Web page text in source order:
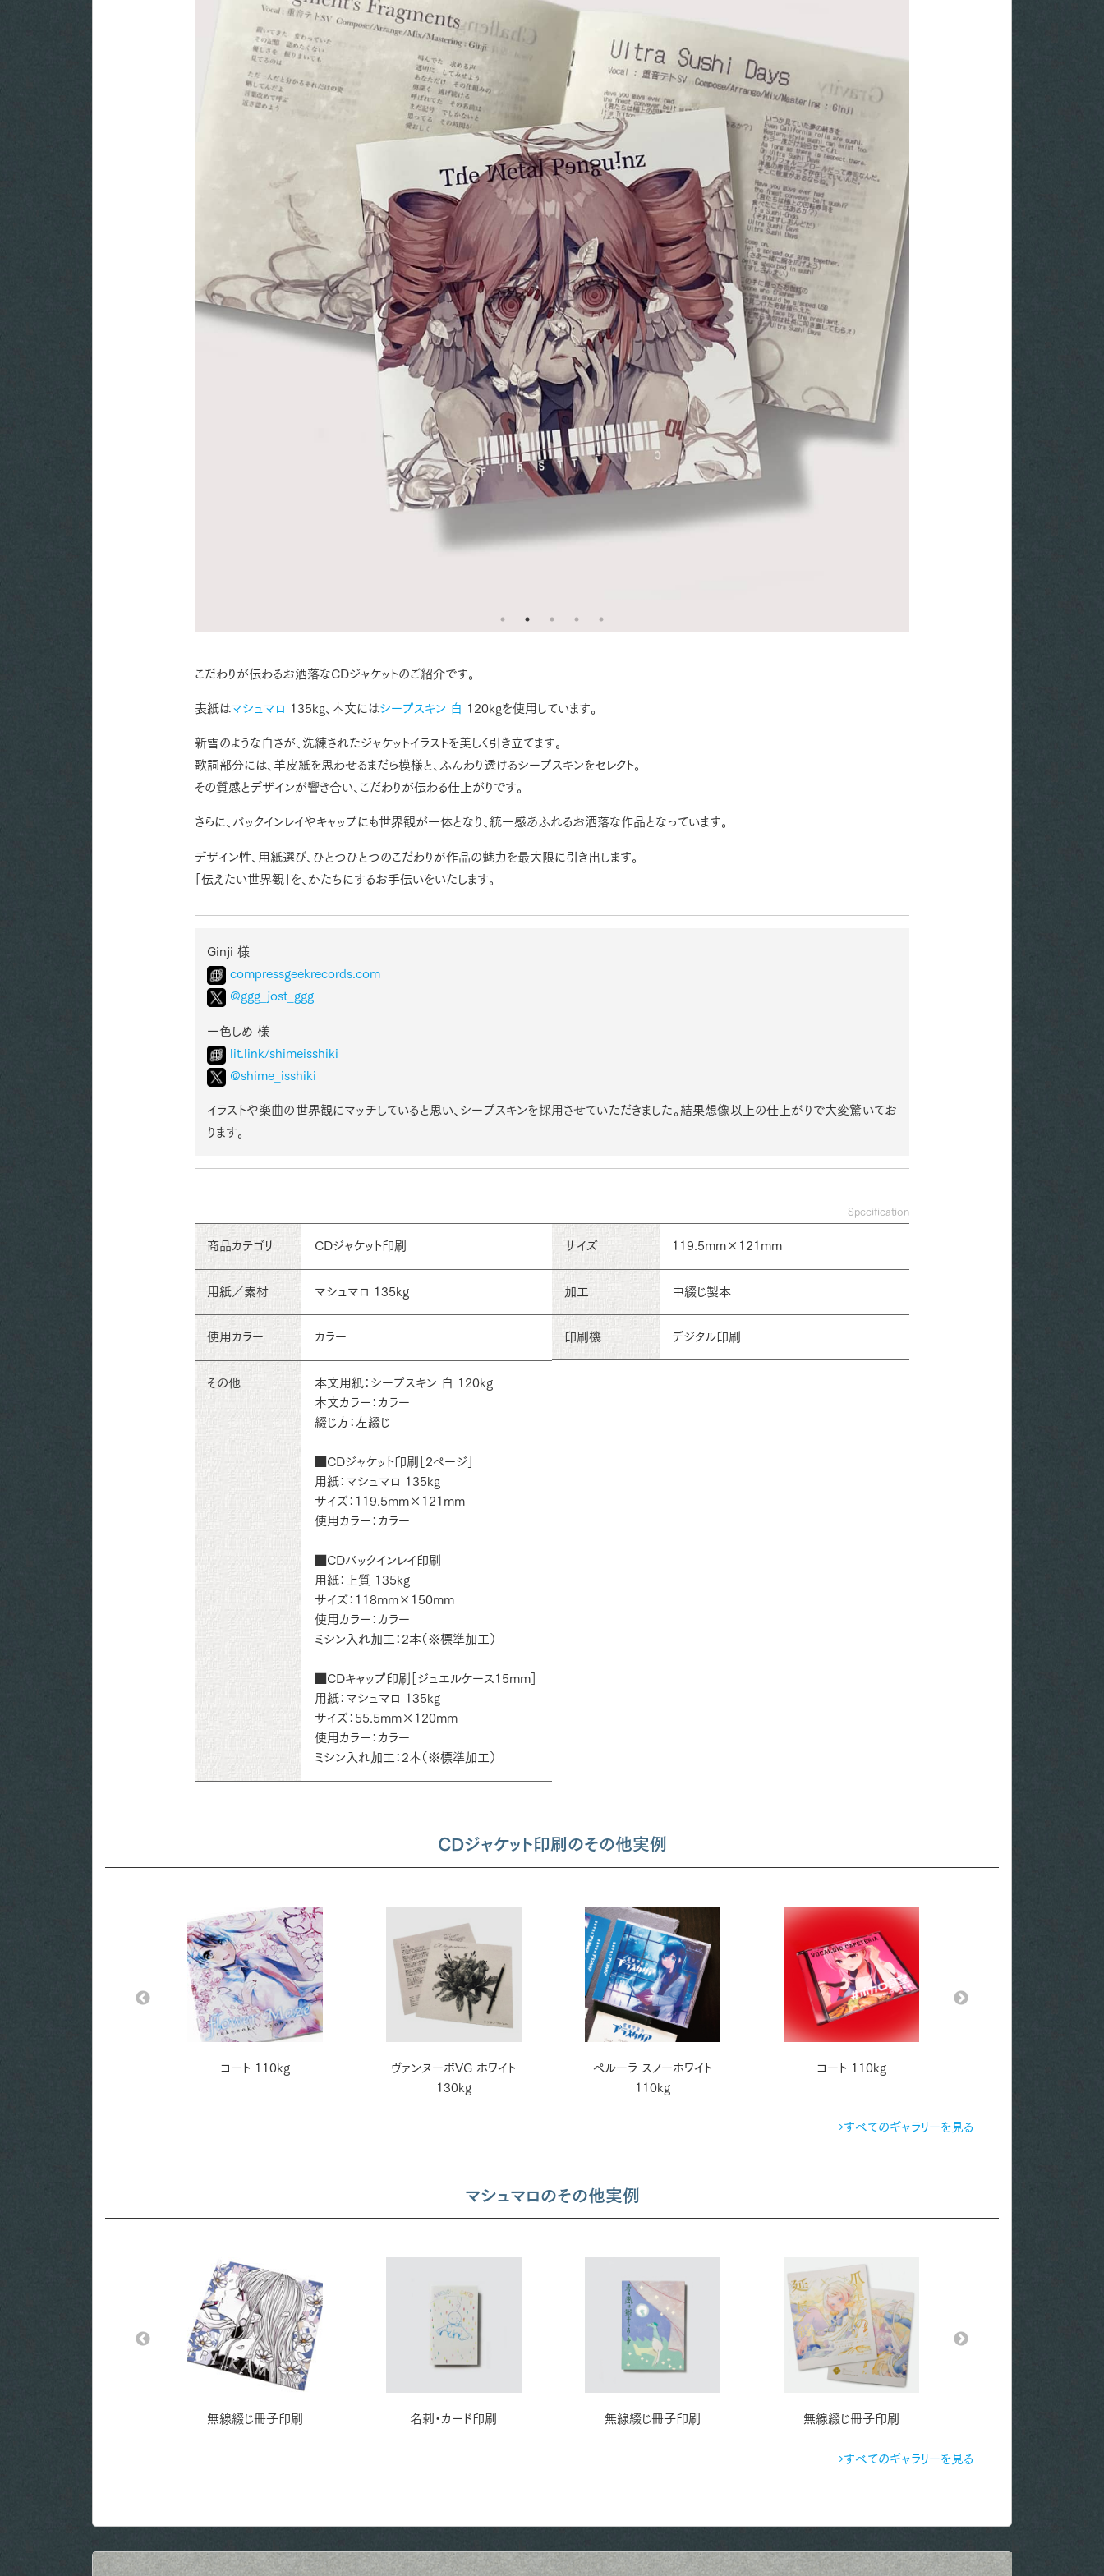
こだわりが伝わるお洒落なCDジャケットのご紹介です。
表紙はマシュマロ 135kg、本文にはシープスキン 白 120kgを使用しています。
新雪のような白さが、洗練されたジャケットイラストを美しく引き立てます。
歌詞部分には、羊皮紙を思わせるまだら模様と、ふんわり透けるシープスキンをセレクト。
その質感とデザインが響き合い、こだわりが伝わる仕上がりです。
さらに、バックインレイやキャップにも世界観が一体となり、統一感あふれるお洒落な作品となっています。
デザイン性、用紙選び、ひとつひとつのこだわりが作品の魅力を最大限に引き出します。
「伝えたい世界観」を、かたちにするお手伝いをいたします。
Ginji 様
compressgeekrecords.com
@ggg_jost_ggg
一色しめ 様
lit.link/shimeisshiki
@shime_isshiki
イラストや楽曲の世界観にマッチしていると思い、シープスキンを採用させていただきました。結果想像以上の仕上がりで大変驚いてお
ります。
Specification
商品カテゴリ CDジャケット印刷 サイズ 119.5mm×121mm
用紙／素材 マシュマロ 135kg 加工 中綴じ製本
使用カラー カラー 印刷機 デジタル印刷
その他
本文用紙：シープスキン 白 120kg
本文カラー：カラー
綴じ方：左綴じ
■CDジャケット印刷［2ページ］
用紙：マシュマロ 135kg
サイズ：119.5mm×121mm
使用カラー：カラー
■CDバックインレイ印刷
用紙：上質 135kg
サイズ：118mm×150mm
使用カラー：カラー
ミシン入れ加工：2本（※標準加工）
■CDキャップ印刷［ジュエルケース15mm］
用紙：マシュマロ 135kg
サイズ：55.5mm×120mm
使用カラー：カラー
ミシン入れ加工：2本（※標準加工）
CDジャケット印刷のその他実例
コート 110kg
ヴァンヌーボVG ホワイト
130kg
ペルーラ スノーホワイト
110kg
コート 110kg
→すべてのギャラリーを見る
マシュマロのその他実例
無線綴じ冊子印刷 名刺・カード印刷 無線綴じ冊子印刷 無線綴じ冊子印刷
→すべてのギャラリーを見る